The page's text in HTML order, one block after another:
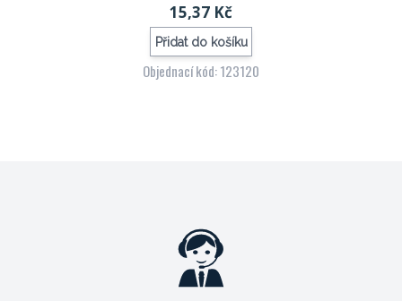
15,37 Kč
Přidat do košíku
Objednací kód: 123120